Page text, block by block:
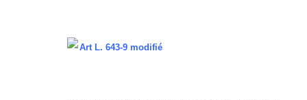
Art L. 643-9 modifié